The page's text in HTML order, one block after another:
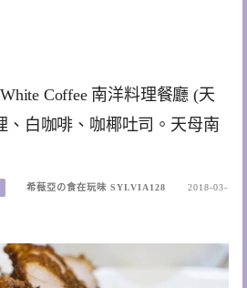
Coffee 南洋料理餐廳 (天
、白咖啡、咖椰吐司。天母南
希薇亞の食在玩味 SYLVIA128
2018-03-